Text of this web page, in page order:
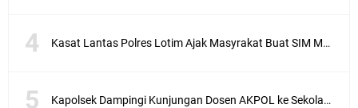
Kasat Lantas Polres Lotim Ajak Masyrakat Buat SIM Melalui SATPAS Bukan Calo
Kapolsek Dampingi Kunjungan Dosen AKPOL ke Sekolah Rakyat Gunungsari